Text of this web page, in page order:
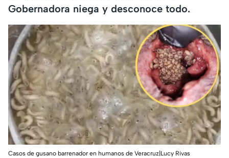
Gobernadora niega y desconoce todo.
Casos de gusano barrenador en humanos de Veracruz|Lucy Rivas